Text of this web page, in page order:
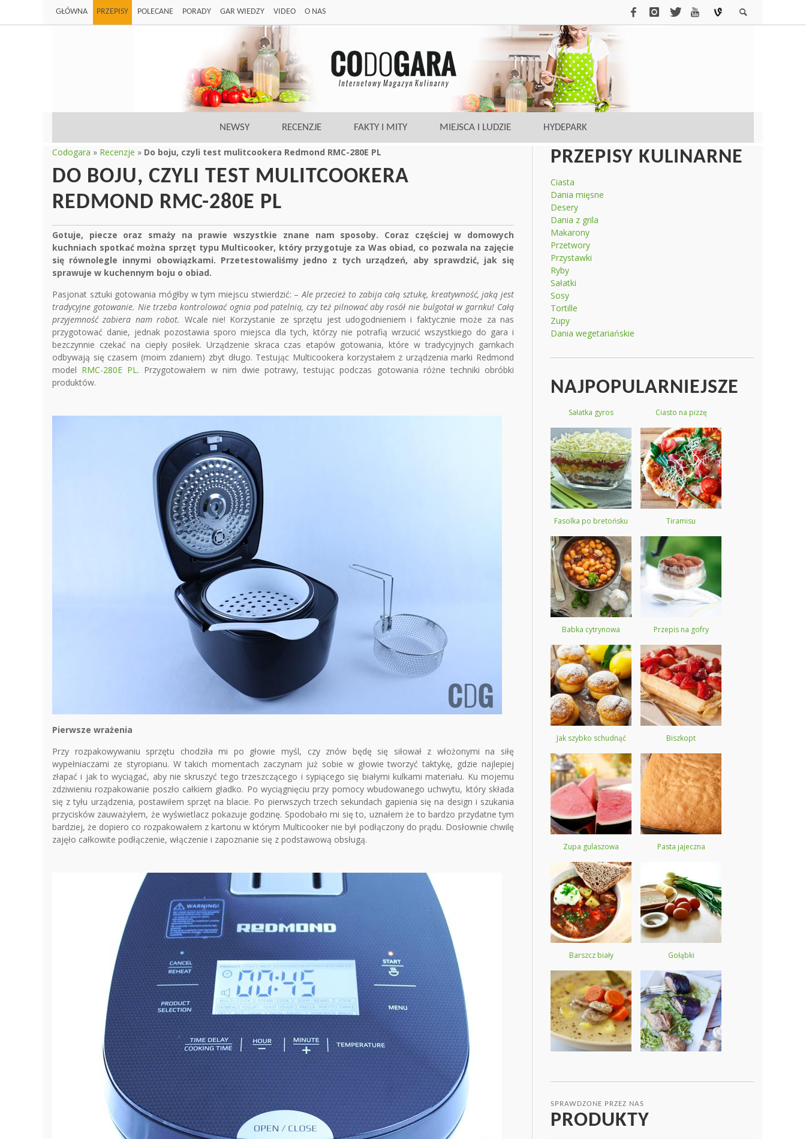
GŁÓWNA PRZEPISY POLECANE PORADY GAR WIEDZY VIDEO O NAS
NEWSY RECENZJE FAKTY I MITY MIEJSCA I LUDZIE HYDEPARK
Codogara » Recenzje » Do boju, czyli test mulitcookera Redmond RMC-280E PL
DO BOJU, CZYLI TEST MULITCOOKERA
REDMOND RMC-280E PL
Gotuje, piecze oraz smaży na prawie wszystkie znane nam sposoby. Coraz częściej w domowych
kuchniach spotkać można sprzęt typu Multicooker, który przygotuje za Was obiad, co pozwala na zajęcie
się równolegle innymi obowiązkami. Przetestowaliśmy jedno z tych urządzeń, aby sprawdzić, jak się
sprawuje w kuchennym boju o obiad.
Pasjonat sztuki gotowania mógłby w tym miejscu stwierdzić: –Ale przecież to zabija całą sztukę, kreatywność, jaką jest
tradycyjne gotowanie. Nie trzeba kontrolować ognia pod patelnią, czy też pilnować aby rosół nie bulgotał w garnku! Całą
przyjemność zabiera nam robot. Wcale nie! Korzystanie ze sprzętu jest udogodnieniem i faktycznie może za nas
przygotować danie, jednak pozostawia sporo miejsca dla tych, którzy nie potrafią wrzucić wszystkiego do gara i
bezczynnie czekać na ciepły posiłek. Urządzenie skraca czas etapów gotowania, które w tradycyjnych garnkach
odbywają się czasem (moim zdaniem) zbyt długo. Testując Multicookera korzystałem z urządzenia marki Redmond
model RMC-280E PL. Przygotowałem w nim dwie potrawy, testując podczas gotowania różne techniki obróbki
produktów.
Pierwsze wrażenia
Przy rozpakowywaniu sprzętu chodziła mi po głowie myśl, czy znów będę się siłował z włożonymi na siłę
wypełniaczami ze styropianu. W takich momentach zaczynam już sobie w głowie tworzyć taktykę, gdzie najlepiej
złapać i jak to wyciągać, aby nie skruszyć tego trzeszczącego i sypiącego się białymi kulkami materiału. Ku mojemu
zdziwieniu rozpakowanie poszło całkiem gładko. Po wyciągnięciu przy pomocy wbudowanego uchwytu, który składa
się z tyłu urządzenia, postawiłem sprzęt na blacie. Po pierwszych trzech sekundach gapienia się na design i szukania
przycisków zauważyłem, że wyświetlacz pokazuje godzinę. Spodobało mi się to, uznałem że to bardzo przydatne tym
bardziej, że dopiero co rozpakowałem z kartonu w którym Multicooker nie był podłączony do prądu. Dosłownie chwilę
zajęło całkowite podłączenie, włączenie i zapoznanie się z podstawową obsługą.
PRZEPISY KULINARNE
Ciasta
Dania mięsne
Desery
Dania z grila
Makarony
Przetwory
Przystawki
Ryby
Sałatki
Sosy
Tortille
Zupy
Dania wegetariańskie
NAJPOPULARNIEJSZE
Sałatka gyros Ciasto na pizzę
Fasolka po bretońsku Tiramisu
Babka cytrynowa Przepis na gofry
Jak szybko schudnąć Biszkopt
Zupa gulaszowa Pasta jajeczna
Barszcz biały Gołąbki
SPRAWDZONE PRZEZ NAS
PRODUKTY